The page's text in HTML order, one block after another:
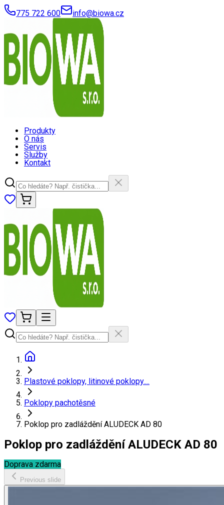
775 722 600 info@biowa.cz
Produkty
O nás
Servis
Služby
Kontakt
Plastové poklopy, litinové poklopy....
Poklopy pachotěsné
Poklop pro zadláždění ALUDECK AD 80
Poklop pro zadláždění ALUDECK AD 80
Doprava zdarma
Previous slide